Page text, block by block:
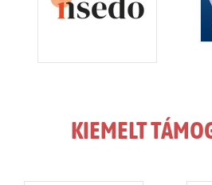
KIEMELT